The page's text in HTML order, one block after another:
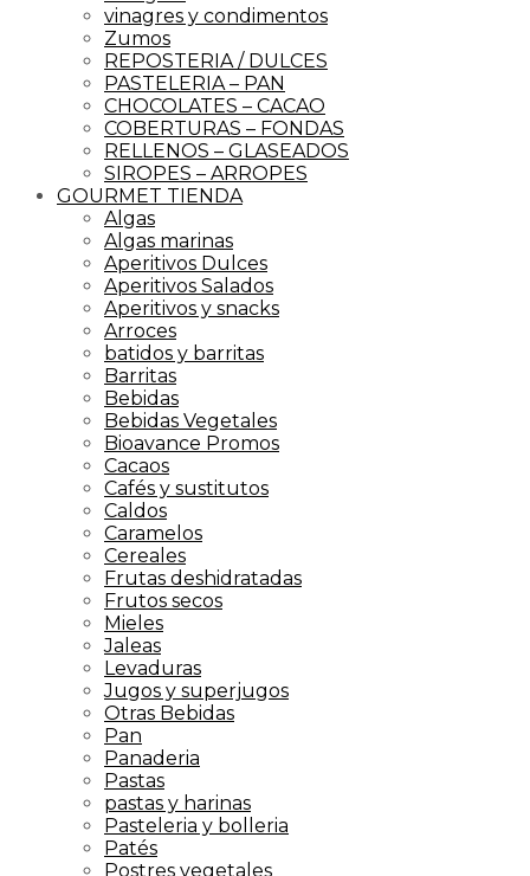
vinagres y condimentos
Zumos
REPOSTERIA / DULCES
PASTELERIA – PAN
CHOCOLATES – CACAO
COBERTURAS – FONDAS
RELLENOS – GLASEADOS
SIROPES – ARROPES
GOURMET TIENDA
Algas
Algas marinas
Aperitivos Dulces
Aperitivos Salados
Aperitivos y snacks
Arroces
batidos y barritas
Barritas
Bebidas
Bebidas Vegetales
Bioavance Promos
Cacaos
Cafés y sustitutos
Caldos
Caramelos
Cereales
Frutas deshidratadas
Frutos secos
Mieles
Jaleas
Levaduras
Jugos y superjugos
Otras Bebidas
Pan
Panaderia
Pastas
pastas y harinas
Pasteleria y bolleria
Patés
Postres vegetales